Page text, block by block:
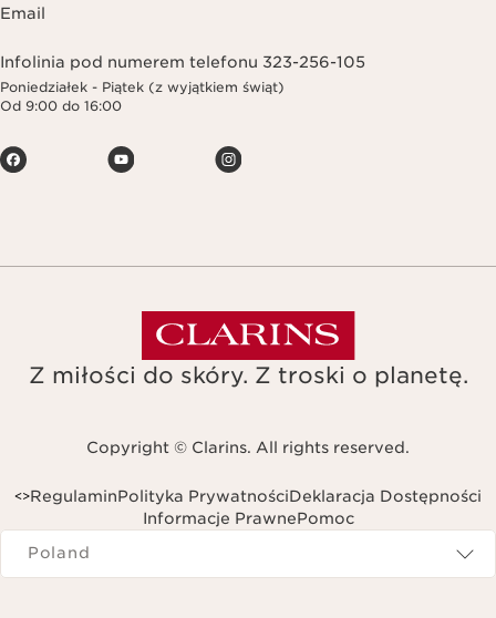
Email
Infolinia pod numerem telefonu 323-256-105
Poniedziałek - Piątek (z wyjątkiem świąt)
Od 9:00 do 16:00
Z miłości do skóry. Z troski o planetę.
Copyright © Clarins. All rights reserved.
RegulaminPolityka PrywatnościDeklaracja Dostępności
<
Informacje Prawne
>
Pomoc
Navigates to
Poland